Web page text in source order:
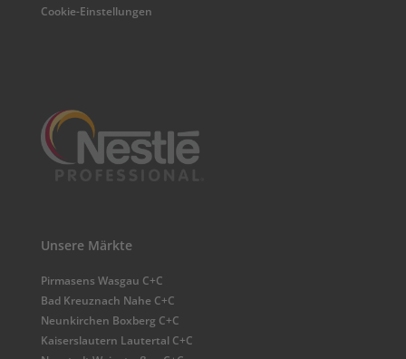
Cookie-Einstellungen
Unsere Märkte
Pirmasens Wasgau C+C
Bad Kreuznach Nahe C+C
Neunkirchen Boxberg C+C
Kaiserslautern Lautertal C+C